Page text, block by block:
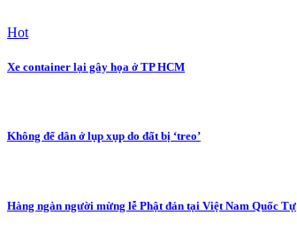
Hot
Xe container lại gây họa ở TP HCM
Không để dân ở lụp xụp do đất bị ‘treo’
Hàng ngàn người mừng lễ Phật đản tại Việt Nam Quốc Tự